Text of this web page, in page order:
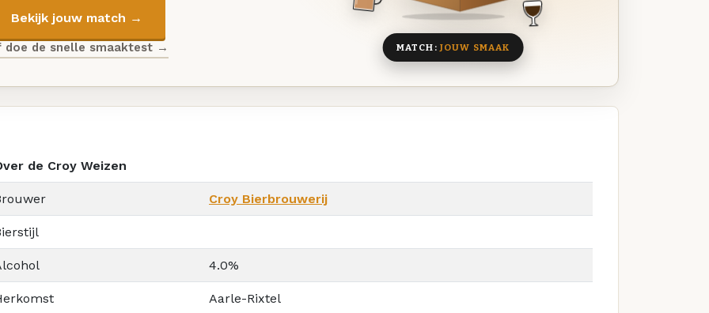
Bekijk jouw match →
doe de snelle smaaktest → MATCH: JOUW SMAAK
de Croy Weizen
Croy Bierbrouwerij
4.0%
Aarle-Rixtel